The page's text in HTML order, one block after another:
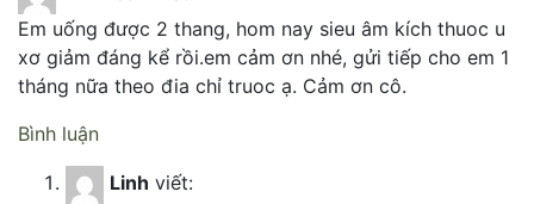
Em uống được 2 thang, hom nay sieu âm kích thuoc u
xơ giảm đáng kể rồi.em cảm ơn nhé, gửi tiếp cho em 1
tháng nữa theo đia chỉ truoc ạ. Cảm ơn cô.
Bình luận
Linh viết: